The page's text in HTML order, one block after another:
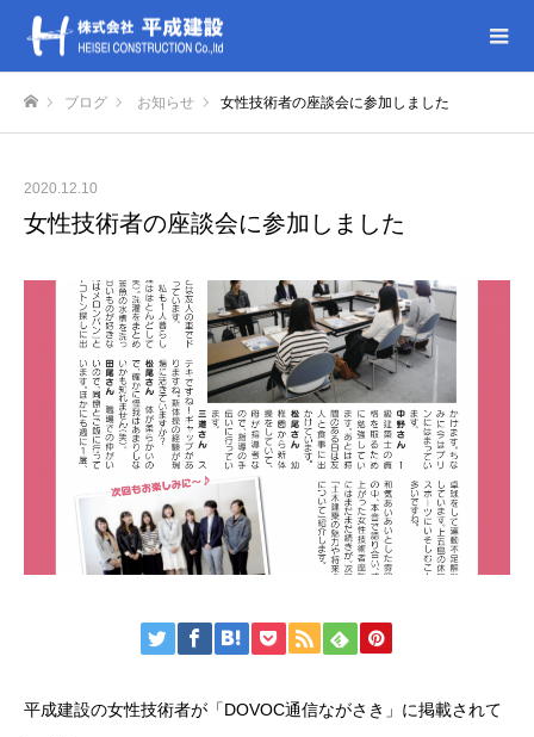
ブログ お知らせ 女性技術者の座談会に参加しました
2020.12.10
女性技術者の座談会に参加しました
平成建設の女性技術者が「DOVOC通信ながさき」に掲載されて